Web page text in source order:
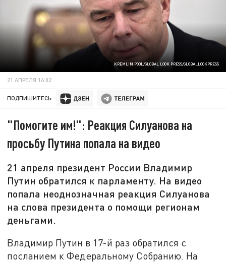
KREMLIN POOL/GLOBAL LOOK PRESS/GLOBALLOOKPRESS
21 АПРЕЛЯ 16:02
ПОДПИШИТЕСЬ:
"Помогите им!": Реакция Силуанова на
просьбу Путина попала на видео
21 апреля президент России Владимир
Путин обратился к парламенту. На видео
попала неоднозначная реакция Силуанова
на слова президента о помощи регионам
деньгами.
Владимир Путин в 17-й раз обратился с
посланием к Федеральному Собранию. На